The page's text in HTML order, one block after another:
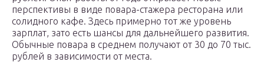
перспективы в виде повара-стажера ресторана или
солидного кафе. Здесь примерно тот же уровень
зарплат, зато есть шансы для дальнейшего развития.
Обычные повара в среднем получают от 30 до 70 тыс.
рублей в зависимости от места.